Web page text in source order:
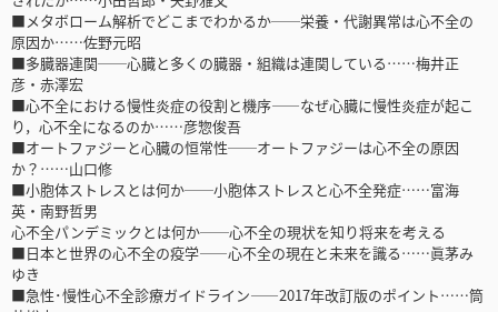
■メタボローム解析でどこまでわかるか──栄養・代謝異常は心不全の
原因か……佐野元昭
■多臓器連関──心臓と多くの臓器・組織は連関している……梅井正
彦・赤澤宏
■心不全における慢性炎症の役割と機序――なぜ心臓に慢性炎症が起こ
り，心不全になるのか……彦惣俊吾
■オートファジーと心臓の恒常性──オートファジーは心不全の原因
か？……山口修
■小胞体ストレスとは何か──小胞体ストレスと心不全発症……富海
英・南野哲男
心不全パンデミックとは何か──心不全の現状を知り将来を考える
■日本と世界の心不全の疫学――心不全の現在と未来を識る……眞茅み
ゆき
■急性･慢性心不全診療ガイドライン――2017年改訂版のポイント……筒